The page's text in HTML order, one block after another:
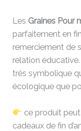
Les Graines Pour
parfaitement en
remerciement de
relation
très symbolique
écologique que
ce produit peut
cadeaux de fin